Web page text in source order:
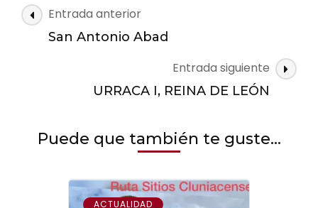
Navegación
de
Entrada anterior
San Antonio Abad
Entrada siguiente
URRACA I, REINA DE LEÓN
Puede que también te guste...
ACTUALIDAD